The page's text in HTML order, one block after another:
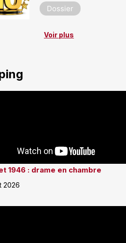
Dossier
Voir plus
1946 : drame en chambre
2026